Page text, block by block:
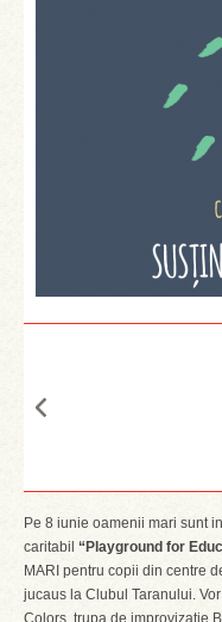
Pe 8 iunie oamenii mari sunt
caritabil “Playground for
MARI pentru copii din centre
jucaus la Clubul Taranului.
Colors, trupa de improvizatie